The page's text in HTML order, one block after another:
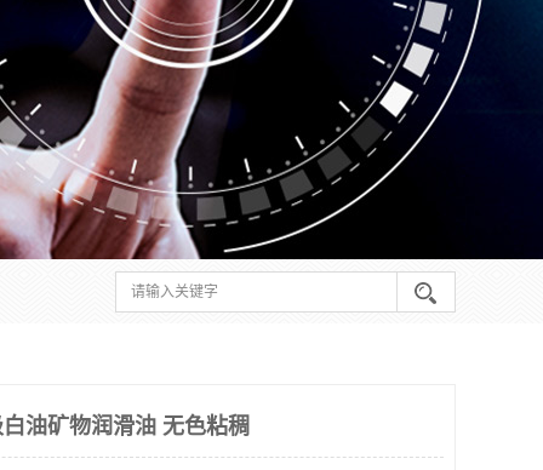
油矿物润滑油 无色粘稠